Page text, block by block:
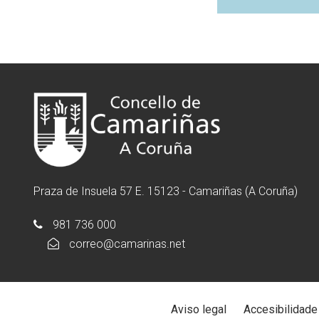
Praza de Insuela 57 E. 15123 - Camariñas (A Coruña)
981 736 000
correo@camarinas.net
Aviso legal Accesibilidade